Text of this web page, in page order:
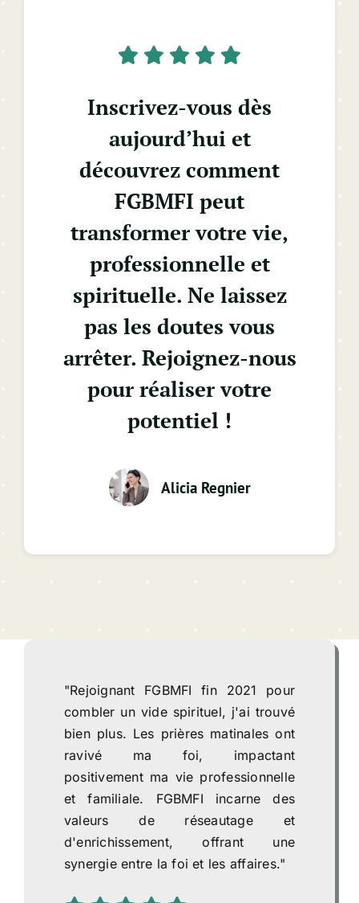
Inscrivez-vous dès
aujourd’hui et
découvrez comment
FGBMFI peut
transformer votre vie,
professionnelle et
spirituelle. Ne laissez
pas les doutes vous
arrêter. Rejoignez-nous
pour réaliser votre
potentiel !
Alicia Regnier
"Rejoignant FGBMFI fin 2021 pour
combler un vide spirituel, j'ai trouvé
bien plus. Les prières matinales ont
ravivé ma foi, impactant
positivement ma vie professionnelle
et familiale. FGBMFI incarne des
valeurs de réseautage et
d'enrichissement, offrant une
synergie entre la foi et les affaires."